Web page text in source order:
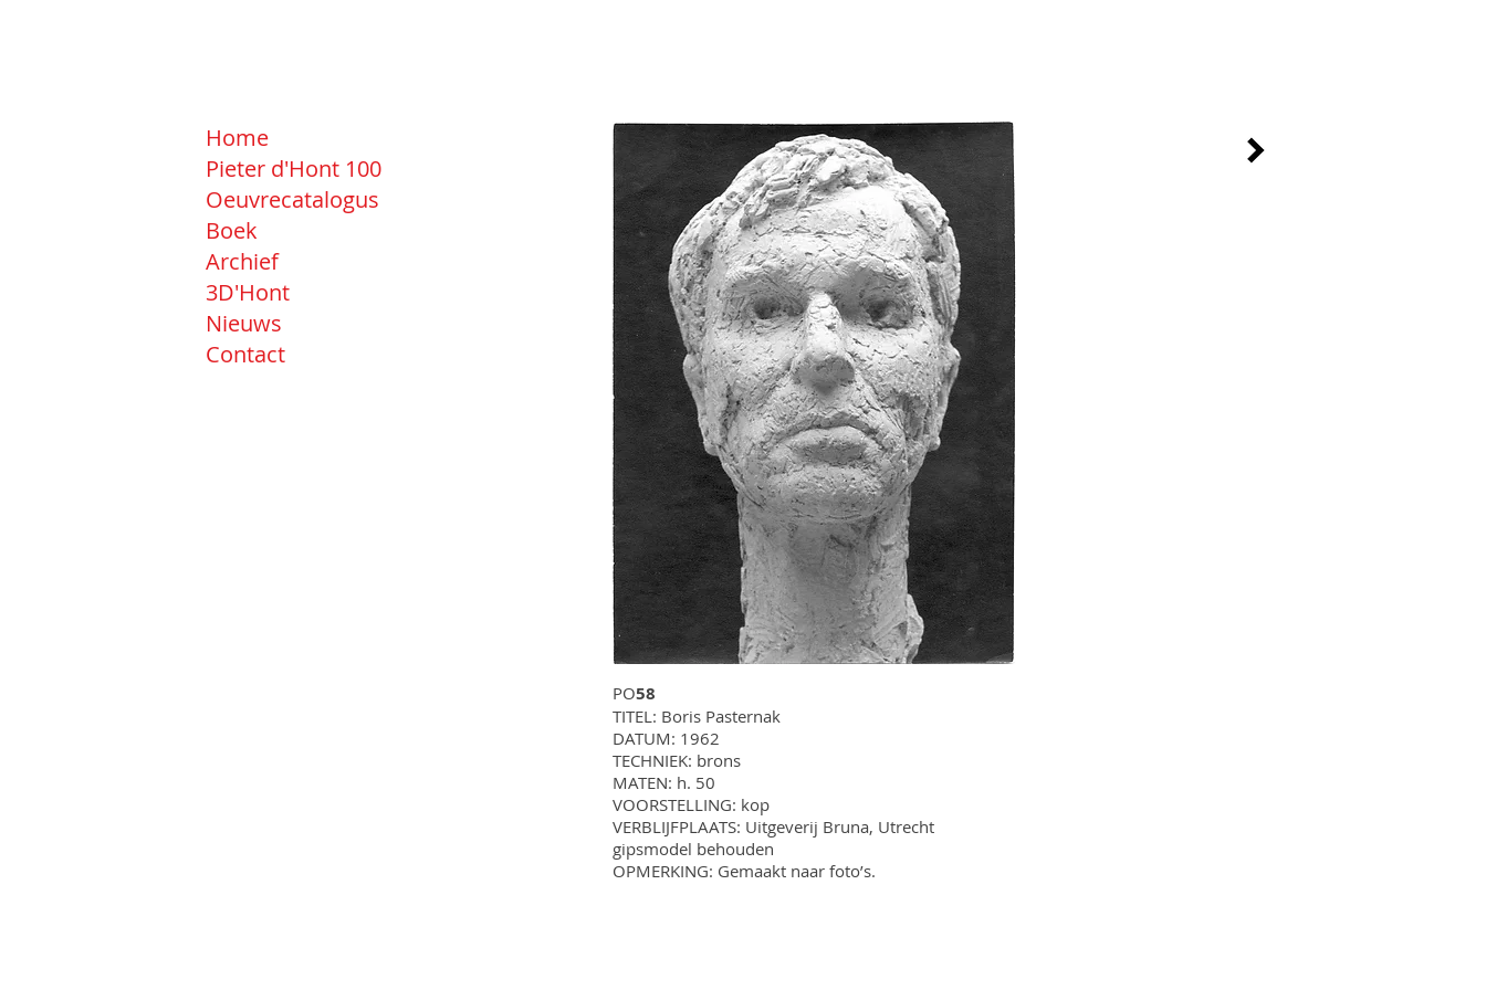
PO58
TITEL: Boris Pasternak
DATUM: 1962
TECHNIEK: brons
MATEN: h. 50
VOORSTELLING: kop
VERBLIJFPLAATS: Uitgeverij Bruna, Utrecht
gipsmodel behouden
OPMERKING: Gemaakt naar foto’s.
Home
Pieter d'Hont 100
Oeuvrecatalogus
Boek
Archief
3D'Hont
Nieuws
Contact